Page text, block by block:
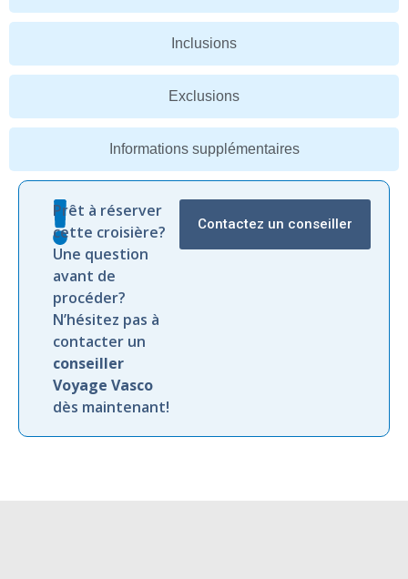
Inclusions
Exclusions
Informations supplémentaires
Prêt à réserver
cette croisière?
Une question
avant de
procéder?
N’hésitez pas à
contacter un
conseiller
Voyage Vasco
dès maintenant!
Contactez un conseiller